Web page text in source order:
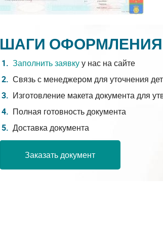
ШАГИ ОФОРМЛЕНИЯ
Заполнить заявкуу нас на сайте
Связь с менеджером для уточнения
Изготовление макета документа для
Полная готовность документа
Доставка документа
Заказать документ